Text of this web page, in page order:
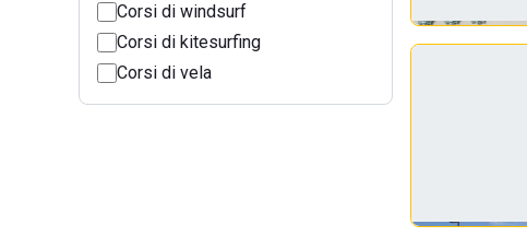
Corsi di windsurf
Corsi di kitesurfing
Corsi di vela